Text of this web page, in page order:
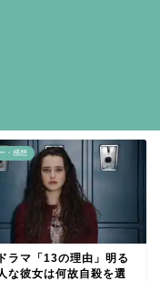
・感想
ラマ「13の理由」明る
な彼女は何故自殺を選